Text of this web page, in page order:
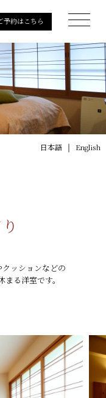
予約はこちら
日本語 ｜ English
ッションなどの
る洋室です。